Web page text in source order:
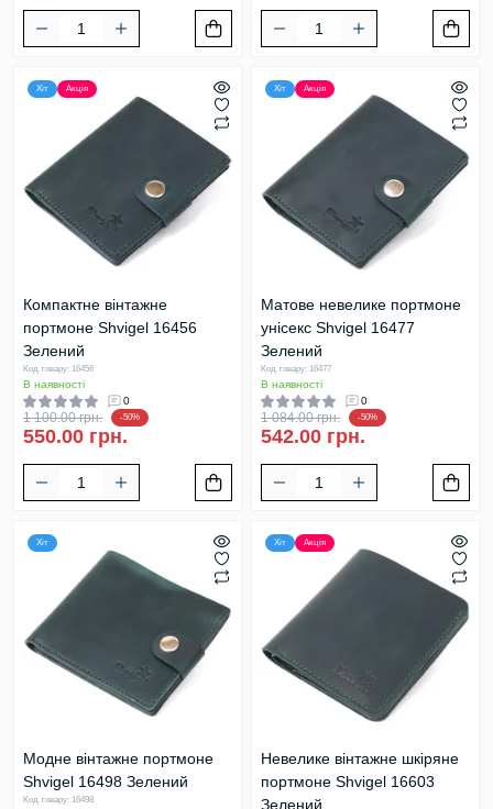
Хіт Акція
Компактне вінтажне
портмоне Shvigel 16456
Зелений
Код товару: 16456
В наявності
0
1 100.00 грн. -50%
550.00 грн.
Хіт Акція
Матове невелике портмоне
унісекс Shvigel 16477
Зелений
Код товару: 16477
В наявності
0
1 084.00 грн. -50%
542.00 грн.
Хіт
Модне вінтажне портмоне
Shvigel 16498 Зелений
Код товару: 16498
Хіт Акція
Невелике вінтажне шкіряне
портмоне Shvigel 16603
Зелений